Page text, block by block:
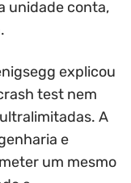
unidade conta,
explicou
test nem
A
e
um mesmo